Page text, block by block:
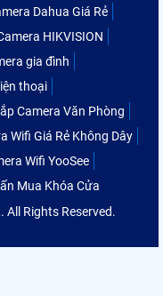
Dahua Giá Rẻ
HIKVISION
gia đình
thoại
Camera Văn Phòng
Wifi Giá Rẻ Không Dây
Wifi YooSee
Mua Khóa Cửa
Rights Reserved.